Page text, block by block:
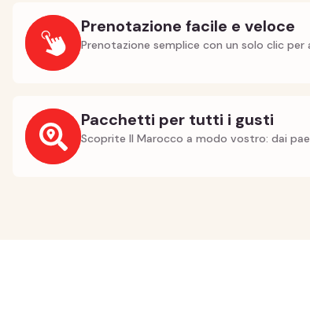
Prenotazione facile e veloce
Prenotazione semplice con un solo clic
Pacchetti per tutti i gusti
Scoprite Il Marocco a modo vostro: dai